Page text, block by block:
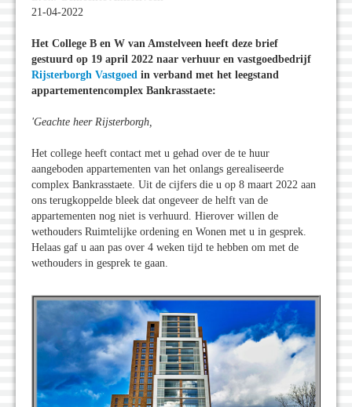
21-04-2022
Het College B en W van Amstelveen heeft deze brief
gestuurd op 19 april 2022 naar verhuur en vastgoedbedrijf
Rijsterborgh Vastgoed in verband met het leegstand
appartementencomplex Bankrasstaete:
'Geachte heer Rijsterborgh,
Het college heeft contact met u gehad over de te huur
aangeboden appartementen van het onlangs gerealiseerde
complex Bankrasstaete. Uit de cijfers die u op 8 maart 2022 aan
ons terugkoppelde bleek dat ongeveer de helft van de
appartementen nog niet is verhuurd. Hierover willen de
wethouders Ruimtelijke ordening en Wonen met u in gesprek.
Helaas gaf u aan pas over 4 weken tijd te hebben om met de
wethouders in gesprek te gaan.